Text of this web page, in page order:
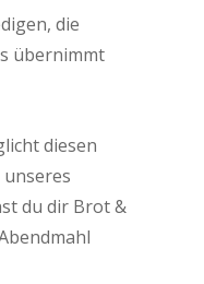
die
übernimmt
diesen
du dir Brot &